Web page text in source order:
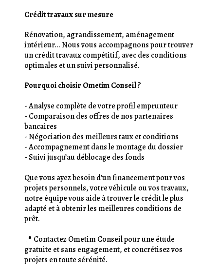
Crédit travaux sur mesure
Rénovation, agrandissement, aménagement
intérieur... Nous vous accompagnons pour trouver
un crédit travaux compétitif, avec des conditions
optimales et un suivi personnalisé.
Pourquoi choisir Ometim Conseil ?
- Analyse complète de votre profil emprunteur
- Comparaison des offres de nos partenaires
bancaires
- Négociation des meilleurs taux et conditions
- Accompagnement dans le montage du dossier
- Suivi jusqu’au déblocage des fonds
Que vous ayez besoin d’un financement pour vos
projets personnels, votre véhicule ou vos travaux,
notre équipe vous aide à trouver le crédit le plus
adapté et à obtenir les meilleures conditions de
prêt.
📍 Contactez Ometim Conseil pour une étude
gratuite et sans engagement, et concrétisez vos
projets en toute sérénité.